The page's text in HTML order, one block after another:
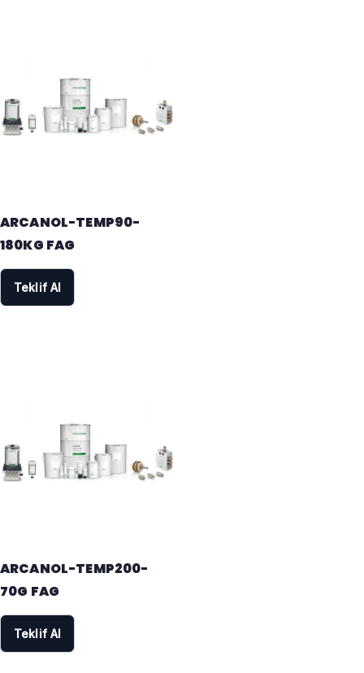
ARCANOL-TEMP90-
180KG FAG
Teklif Al
ARCANOL-TEMP200-
70G FAG
Teklif Al